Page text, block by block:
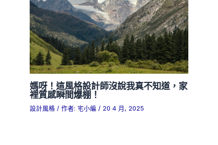
媽呀！這風格設計師沒說我真不知道，家
裡質感瞬間爆棚！
設計風格 / 作者: 宅小編/ 20 4 月, 2025